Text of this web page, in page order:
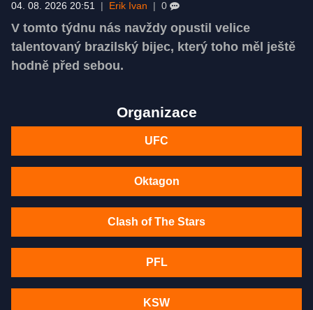
04. 08. 2026 20:51 Erik Ivan 0
V tomto týdnu nás navždy opustil velice
talentovaný brazilský bijec, který toho měl ještě
hodně před sebou.
Organizace
UFC
Oktagon
Clash of The Stars
PFL
KSW